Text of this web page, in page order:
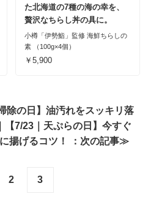
た北海道の7種の海の幸を、
贅沢なちらし丼の具に。
小樽「伊勢鮨」監修 海鮮ちらしの
素 （100g×4個）
￥5,900
除の日】油汚れをスッキリ落
【7/23｜天ぷらの日】今すぐ
揚げるコツ！
：次の記事≫
2 3